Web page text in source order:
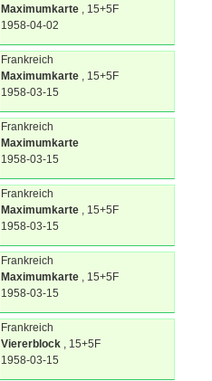
Maximumkarte , 15+5F
1958-04-02
Frankreich
Maximumkarte , 15+5F
1958-03-15
Frankreich
Maximumkarte
1958-03-15
Frankreich
Maximumkarte , 15+5F
1958-03-15
Frankreich
Maximumkarte , 15+5F
1958-03-15
Frankreich
Viererblock , 15+5F
1958-03-15